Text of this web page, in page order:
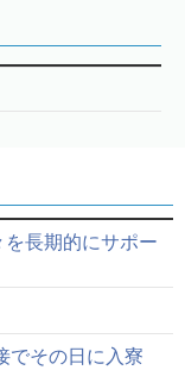
長期的にサポー
でその日に入寮